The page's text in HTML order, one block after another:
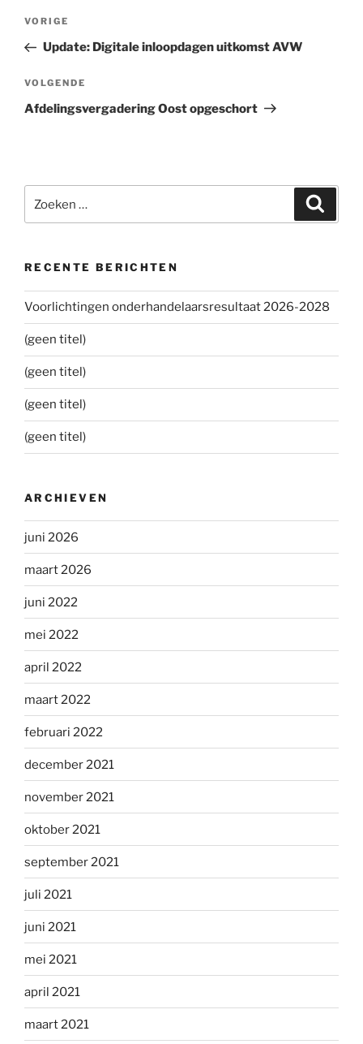
Bericht
Vorig
bericht
VORIGE
Update: Digitale inloopdagen uitkomst AVW
Volgend
bericht
VOLGENDE
Afdelingsvergadering Oost opgeschort
naar:
RECENTE BERICHTEN
Voorlichtingen onderhandelaarsresultaat 2026-2028
(geen titel)
(geen titel)
(geen titel)
(geen titel)
ARCHIEVEN
juni 2026
maart 2026
juni 2022
mei 2022
april 2022
maart 2022
februari 2022
december 2021
november 2021
oktober 2021
september 2021
juli 2021
juni 2021
mei 2021
april 2021
maart 2021